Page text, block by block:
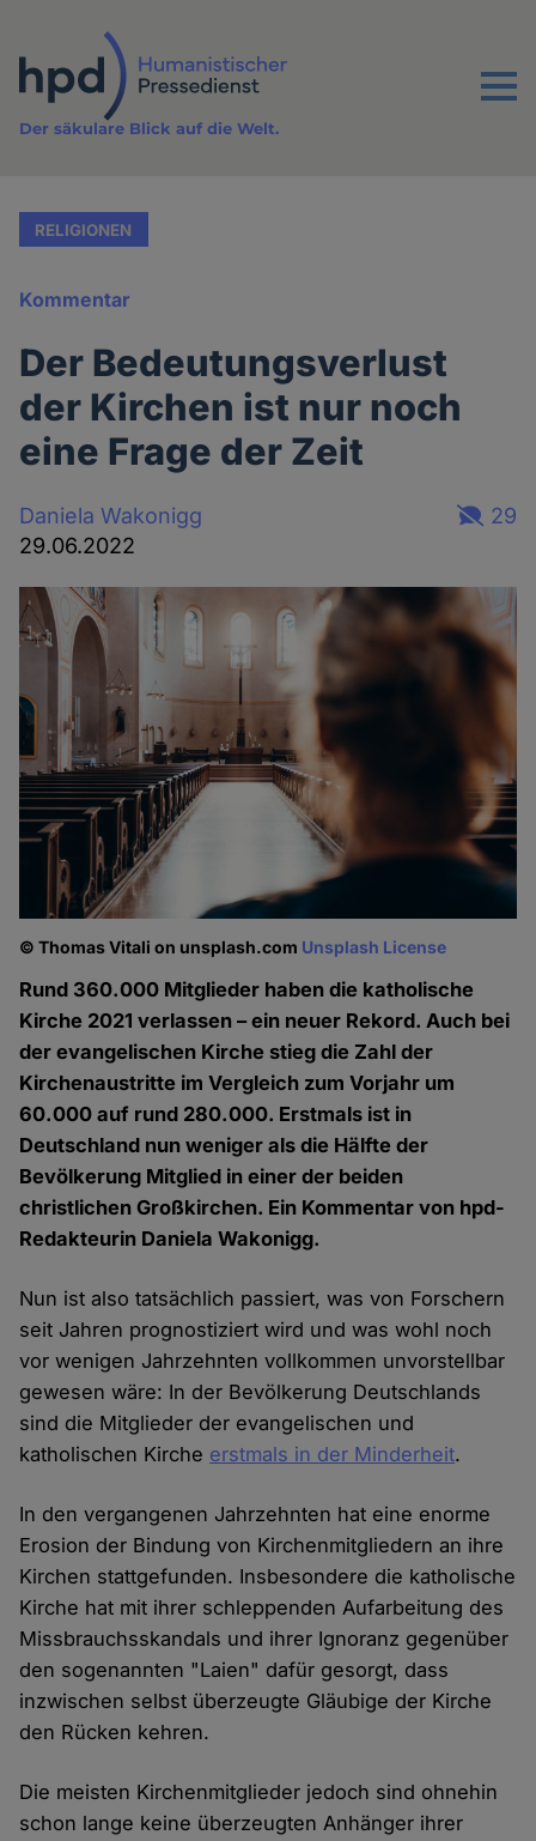
Inhalt
Menu
Der säkulare Blick auf die Welt.
RELIGIONEN
Kommentar
Der Bedeutungsverlust
der Kirchen ist nur noch
eine Frage der Zeit
Daniela Wakonigg
29.06.2022
29
© Thomas Vitali on unsplash.com Unsplash License
Rund 360.000 Mitglieder haben die katholische
Kirche 2021 verlassen – ein neuer Rekord. Auch bei
der evangelischen Kirche stieg die Zahl der
Kirchenaustritte im Vergleich zum Vorjahr um
60.000 auf rund 280.000. Erstmals ist in
Deutschland nun weniger als die Hälfte der
Bevölkerung Mitglied in einer der beiden
christlichen Großkirchen. Ein Kommentar von hpd-
Redakteurin Daniela Wakonigg.
Nun ist also tatsächlich passiert, was von Forschern
seit Jahren prognostiziert wird und was wohl noch
vor wenigen Jahrzehnten vollkommen unvorstellbar
gewesen wäre: In der Bevölkerung Deutschlands
sind die Mitglieder der evangelischen und
katholischen Kirche erstmals in der Minderheit.
In den vergangenen Jahrzehnten hat eine enorme
Erosion der Bindung von Kirchenmitgliedern an ihre
Kirchen stattgefunden. Insbesondere die katholische
Kirche hat mit ihrer schleppenden Aufarbeitung des
Missbrauchsskandals und ihrer Ignoranz gegenüber
den sogenannten "Laien" dafür gesorgt, dass
inzwischen selbst überzeugte Gläubige der Kirche
den Rücken kehren.
Die meisten Kirchenmitglieder jedoch sind ohnehin
schon lange keine überzeugten Anhänger ihrer